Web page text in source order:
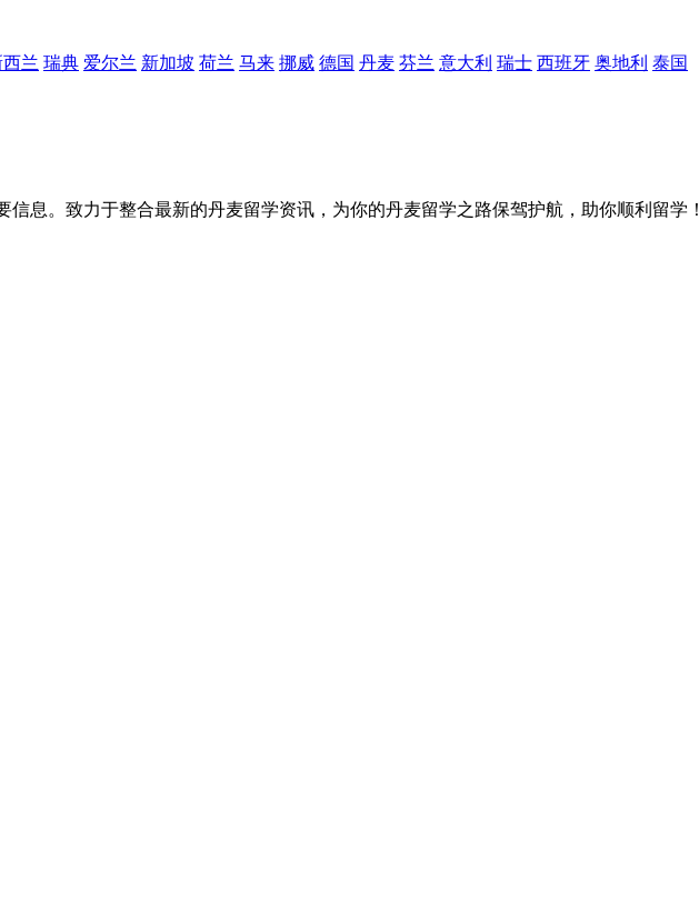
西兰 瑞典 爱尔兰 新加坡 荷兰 马来 挪威 德国 丹麦 芬兰 意大利 瑞士 西班牙 奥地利 泰国
息。致力于整合最新的丹麦留学资讯，为你的丹麦留学之路保驾护航，助你顺利留学！